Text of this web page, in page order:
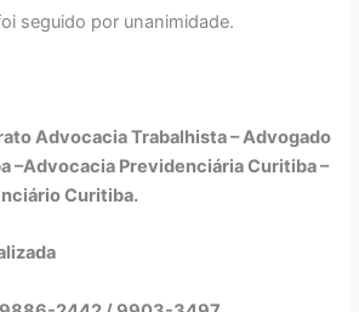
seguido por unanimidade.
Advocacia Trabalhista – Advogado
–Advocacia Previdenciária Curitiba –
Curitiba.